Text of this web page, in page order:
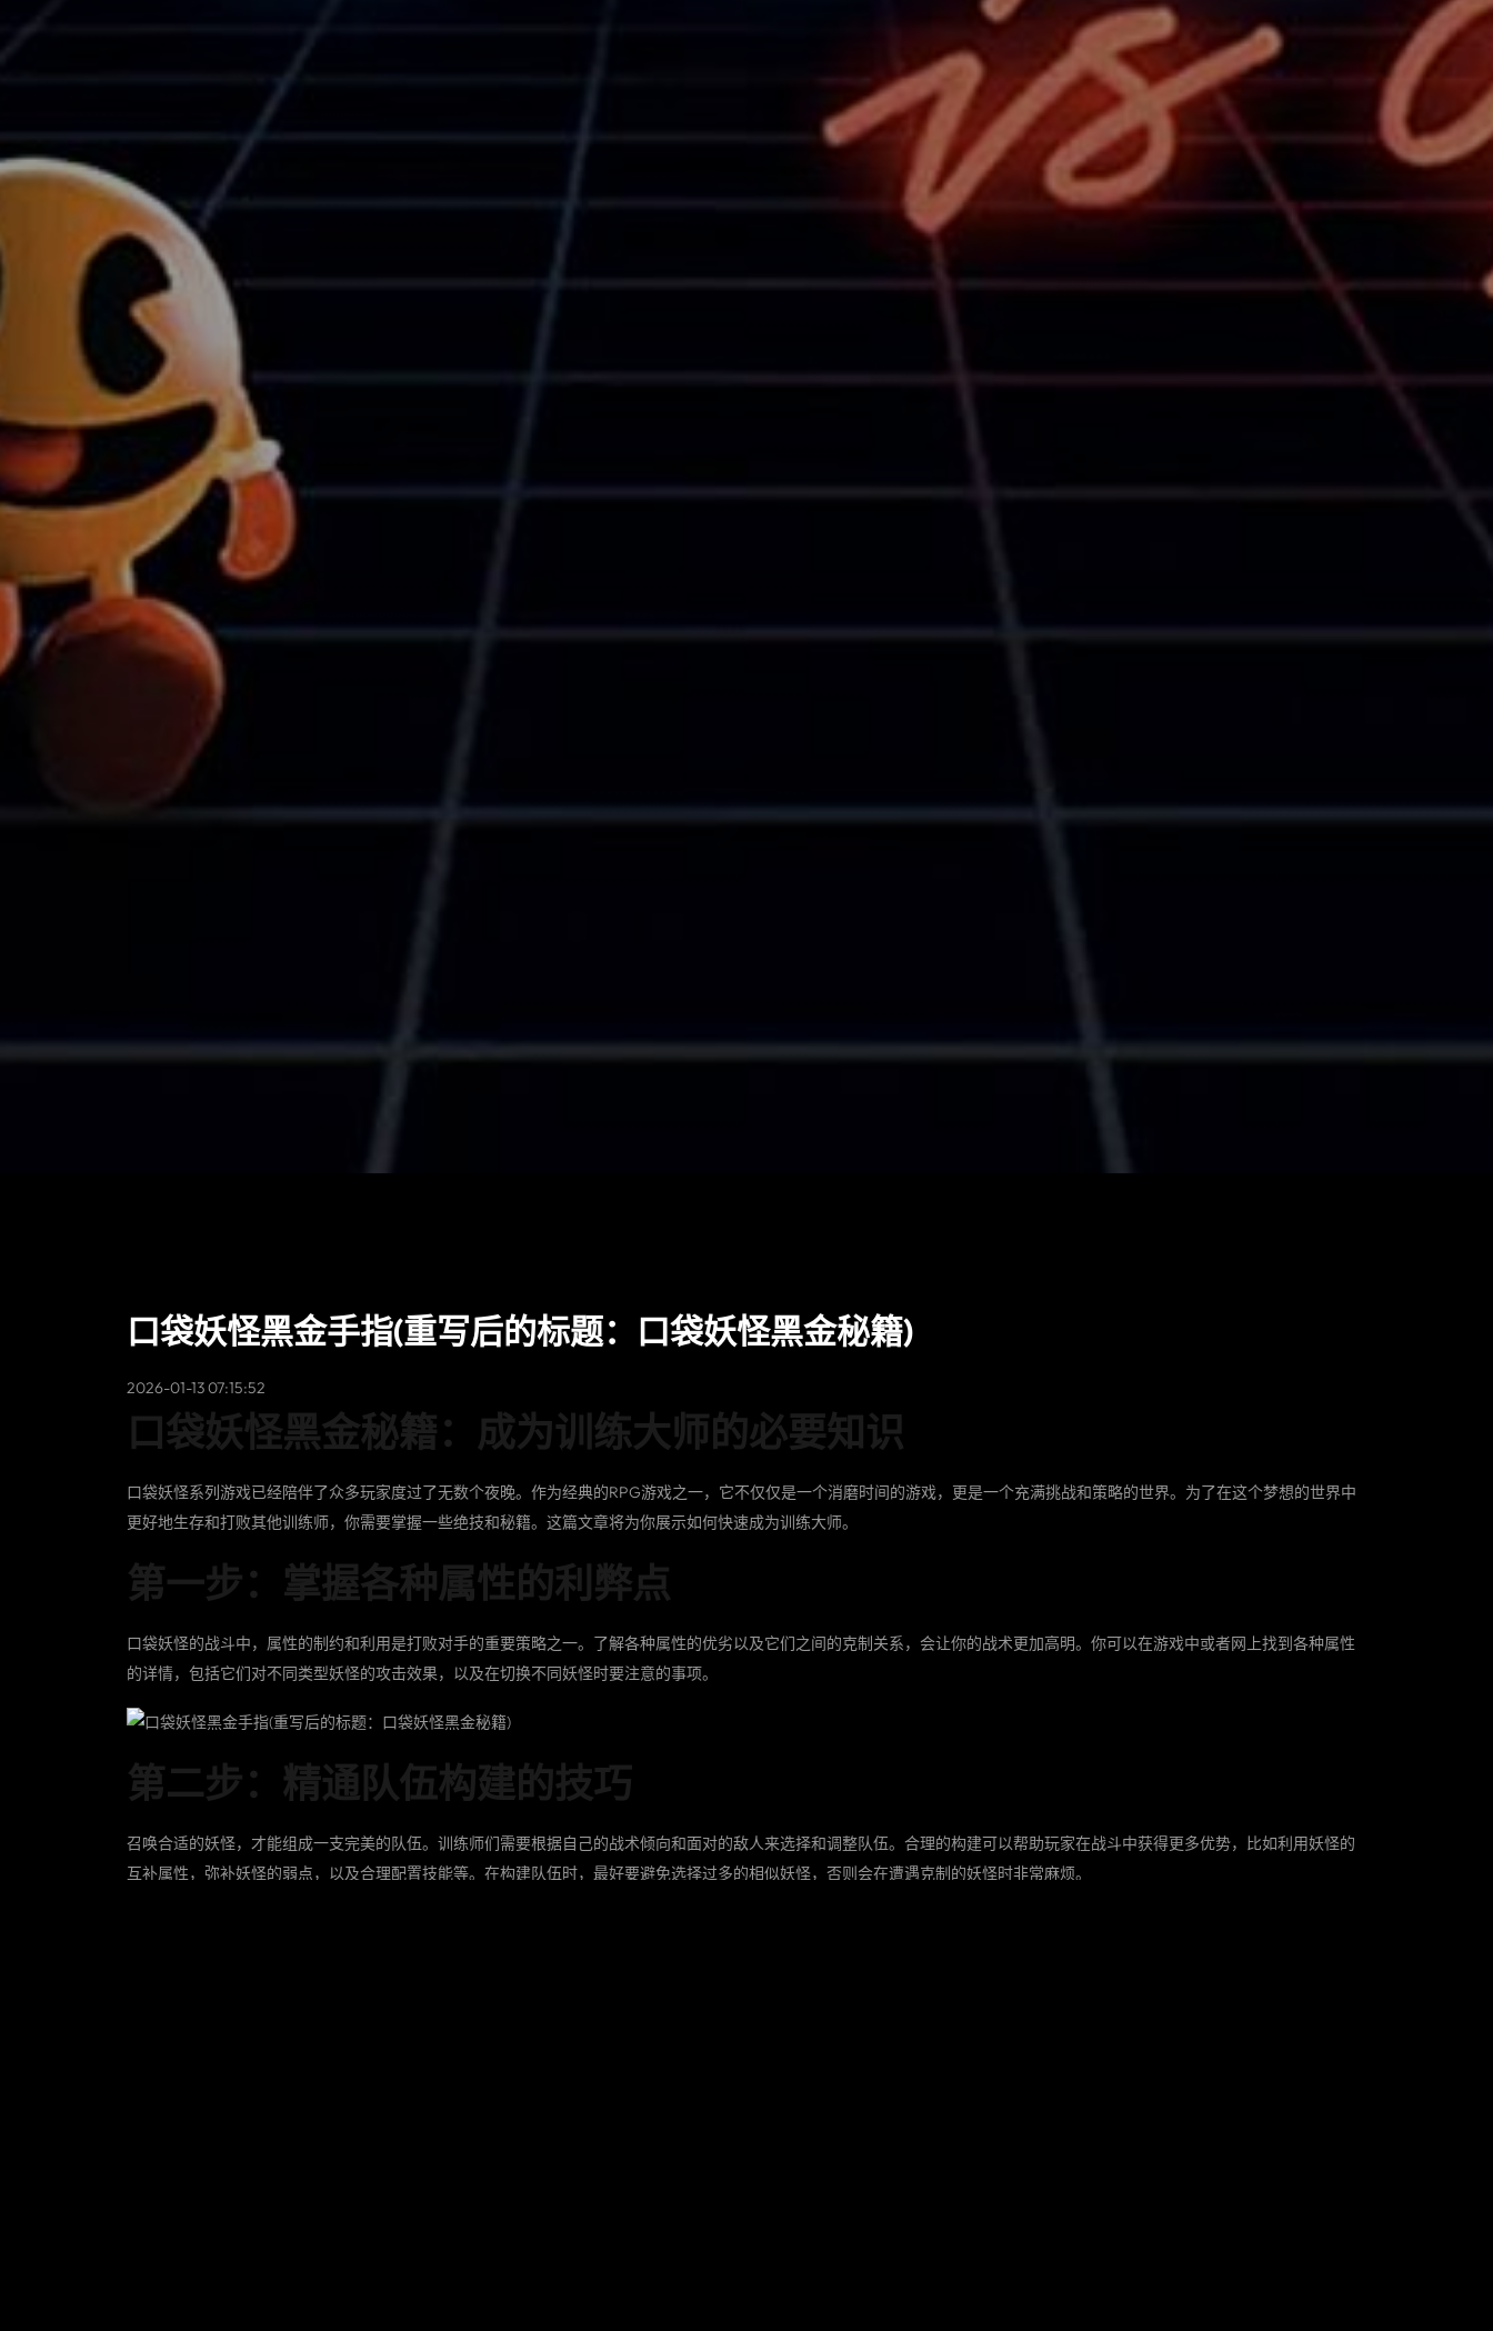
口袋妖怪黑金手指(重写后的标题：口袋妖怪黑金秘籍)
2026-01-13 07:15:52
口袋妖怪黑金秘籍：成为训练大师的必要知识
口袋妖怪系列游戏已经陪伴了众多玩家度过了无数个夜晚。作为经典的RPG游戏之一，它不仅仅是一个消磨时间的游戏，更是一个充满挑战和策略的世界。为了在这个梦想的世界中
更好地生存和打败其他训练师，你需要掌握一些绝技和秘籍。这篇文章将为你展示如何快速成为训练大师。
第一步：掌握各种属性的利弊点
口袋妖怪的战斗中，属性的制约和利用是打败对手的重要策略之一。了解各种属性的优劣以及它们之间的克制关系，会让你的战术更加高明。你可以在游戏中或者网上找到各种属性
的详情，包括它们对不同类型妖怪的攻击效果，以及在切换不同妖怪时要注意的事项。
第二步：精通队伍构建的技巧
召唤合适的妖怪，才能组成一支完美的队伍。训练师们需要根据自己的战术倾向和面对的敌人来选择和调整队伍。合理的构建可以帮助玩家在战斗中获得更多优势，比如利用妖怪的
互补属性，弥补妖怪的弱点，以及合理配置技能等。在构建队伍时，最好要避免选择过多的相似妖怪，否则会在遭遇克制的妖怪时非常麻烦。